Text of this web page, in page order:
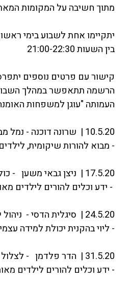
אומנה לילד חסר מעמד עוגן בתקשורת
אומנת אחים ומשפחות
מתוך חשיבה על המקומות
יתקיימו אחת לשבוע בימי ראשון החל
בין השעות 21:00-22:30
קישור עם פרטים נוספים
הרשמה תתאפשר במהלך
העמותה "עוגן למשפחות
10.5.20 |  שרונה דוכנה - נמל מבטחים בים הסוער
- מבוא להורות שיקומית,
17.5.20 |  ניצן גבאי משען   - כולנו באותה הסירה
24.5.20 |  סיגלית הדסי -  ניהול יכולות למידה עצמית
- ליוי בהקנית יכולת למידה
31.5.20 |  הדר פלדמן   - לצלול לתוך עולם החושים
- ידע וכלים להורים לילדים